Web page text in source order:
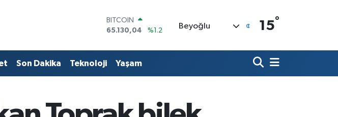
DOLAR
47,7106
%0.17
55,1652
%0.27
STERLİN
BİST100
13.773
%-19
Beyoğlu 15°
Son Dakika Teknoloji Yaşam